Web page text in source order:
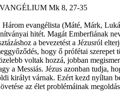
Mk 8, 27-35
evangélista (Máté, Márk,
hitét. Magát Emberfiának
a bevezetést a Jézusról
hogy ő prófétai
voltak hozzá, jobban
a Messiás. Jézus azonban tudja,
királyt várnak. Ezért kezd nyíltan
az élet problémáinak